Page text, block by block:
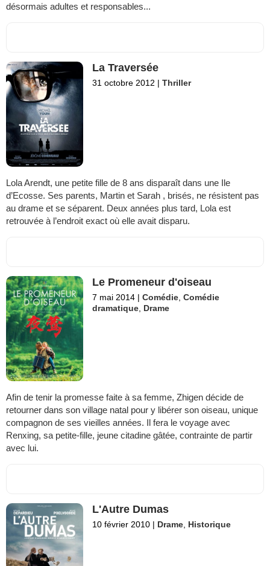
désormais adultes et responsables...
La Traversée
31 octobre 2012 | Thriller
Lola Arendt, une petite fille de 8 ans disparaît dans une Ile
d’Ecosse. Ses parents, Martin et Sarah , brisés, ne résistent pas
au drame et se séparent. Deux années plus tard, Lola est
retrouvée à l’endroit exact où elle avait disparu.
Le Promeneur d'oiseau
7 mai 2014 | Comédie ,Comédie
dramatique Drame
Afin de tenir la promesse faite à sa femme, Zhigen décide de
retourner dans son village natal pour y libérer son oiseau, unique
compagnon de ses vieilles années. Il fera le voyage avec
Renxing, sa petite-fille, jeune citadine gâtée, contrainte de partir
avec lui.
L'Autre Dumas
10 février 2010 | Drame Historique